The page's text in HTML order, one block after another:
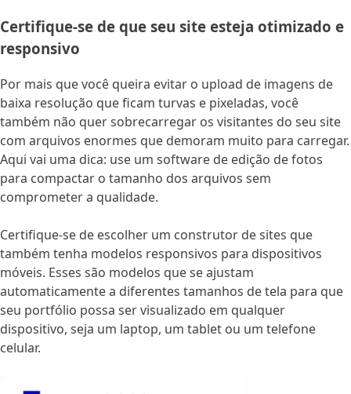
Certifique-se de que seu site esteja otimizado e
responsivo
Por mais que você queira evitar o upload de imagens de
baixa resolução que ficam turvas e pixeladas, você
também não quer sobrecarregar os visitantes do seu site
com arquivos enormes que demoram muito para carregar.
Aqui vai uma dica: use um software de edição de fotos
para compactar o tamanho dos arquivos sem
comprometer a qualidade.
Certifique-se de escolher um construtor de sites que
também tenha modelos responsivos para dispositivos
móveis. Esses são modelos que se ajustam
automaticamente a diferentes tamanhos de tela para que
seu portfólio possa ser visualizado em qualquer
dispositivo, seja um laptop, um tablet ou um telefone
celular.